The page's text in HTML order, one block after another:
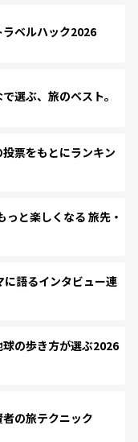
ベルハック2026
選ぶ、旅のベスト。
票をもとにランキン
と楽しくなる 旅先・
語るインタビュー連
の歩き方が選ぶ2026
の旅テクニック